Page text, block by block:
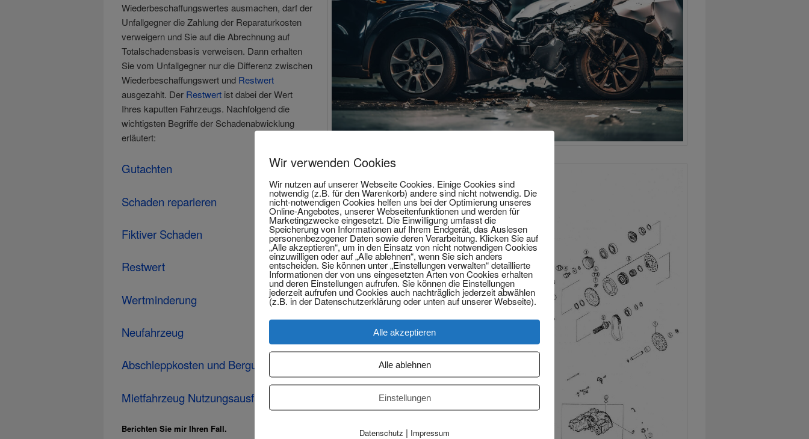
Wiederbeschaffungswertes ausmachen, darf der
Unfallgegner die Zahlung der Reparaturkosten
verweigern und Sie auf die Abrechnung auf
Totalschadensbasis verweisen. Dann erhalten
Sie vom Unfallgegner nur die Differenz zwischen
Wiederbeschaffungswert und Restwert
ausgezahlt. Der Restwert ist dabei der Wert
Ihres kaputten Fahrzeugs. Nachfolgend die
wichtigsten Begriffe der Schadenabwicklung
erläutert:
Gutachten
Schaden reparieren
Fiktiver Schaden
Restwert
Wertminderung
Neufahrzeug
Abschleppkosten und Bergungskosten
Mietfahrzeug Nutzungsausfall
Berichten Sie mir Ihren Fall.
Wir verwenden Cookies
Wir nutzen auf unserer Webseite Cookies. Einige Cookies sind
notwendig (z.B. für den Warenkorb) andere sind nicht notwendig. Die
nicht-notwendigen Cookies helfen uns bei der Optimierung unseres
Online-Angebotes, unserer Webseitenfunktionen und werden für
Marketingzwecke eingesetzt. Die Einwilligung umfasst die
Speicherung von Informationen auf Ihrem Endgerät, das Auslesen
personenbezogener Daten sowie deren Verarbeitung. Klicken Sie auf
„Alle akzeptieren“, um in den Einsatz von nicht notwendigen Cookies
einzuwilligen oder auf „Alle ablehnen“, wenn Sie sich anders
entscheiden. Sie können unter „Einstellungen verwalten“ detaillierte
Informationen der von uns eingesetzten Arten von Cookies erhalten
und deren Einstellungen aufrufen. Sie können die Einstellungen
jederzeit aufrufen und Cookies auch nachträglich jederzeit abwählen
(z.B. in der Datenschutzerklärung oder unten auf unserer Webseite).
Alle akzeptieren
Alle ablehnen
Einstellungen
Datenschutz | Impressum